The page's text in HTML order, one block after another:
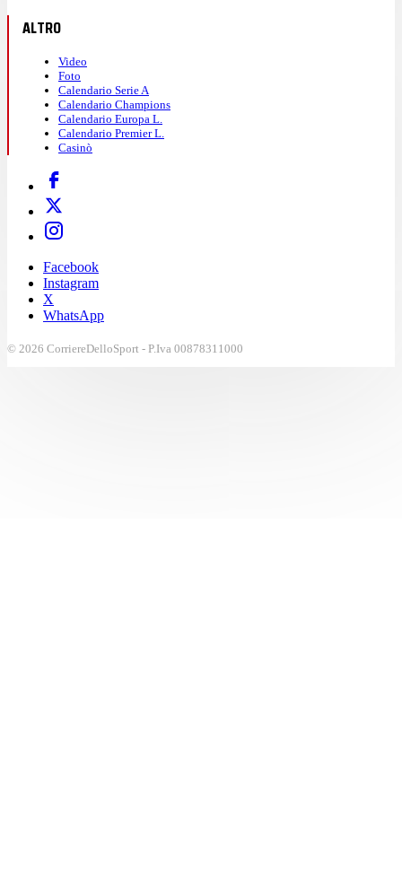
ALTRO
Video
Foto
Calendario Serie A
Calendario Champions
Calendario Europa L.
Calendario Premier L.
Casinò
Facebook
Instagram
X
WhatsApp
© 2026 CorriereDelloSport - P.Iva 00878311000